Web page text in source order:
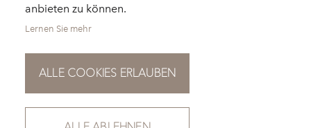
HÄNDLERSUCHE
KATALOGBESTELLUNG
NEWSLETTER
anbieten zu können.
Lernen Sie mehr
ALLE COOKIES ERLAUBEN